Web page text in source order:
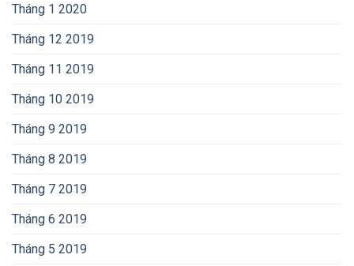
Tháng 1 2020
Tháng 12 2019
Tháng 11 2019
Tháng 10 2019
Tháng 9 2019
Tháng 8 2019
Tháng 7 2019
Tháng 6 2019
Tháng 5 2019